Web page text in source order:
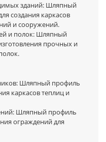
зданий: Шляпный
создания каркасов
и сооружений.
и полок: Шляпный
прочных и
Шляпный профиль
каркасов теплиц и
Шляпный профиль
ограждений для